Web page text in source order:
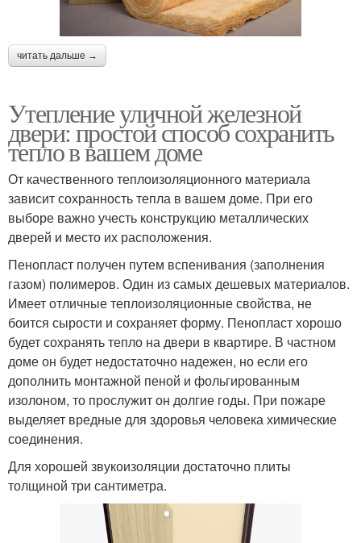
читать дальше →
Утепление уличной железной
двери: простой способ сохранить
тепло в вашем доме
От качественного теплоизоляционного материала
зависит сохранность тепла в вашем доме. При его
выборе важно учесть конструкцию металлических
дверей и место их расположения.
Пенопласт получен путем вспенивания (заполнения
газом) полимеров. Один из самых дешевых материалов.
Имеет отличные теплоизоляционные свойства, не
боится сырости и сохраняет форму. Пенопласт хорошо
будет сохранять тепло на двери в квартире. В частном
доме он будет недостаточно надежен, но если его
дополнить монтажной пеной и фольгированным
изолоном, то прослужит он долгие годы. При пожаре
выделяет вредные для здоровья человека химические
соединения.
Для хорошей звукоизоляции достаточно плиты
толщиной три сантиметра.